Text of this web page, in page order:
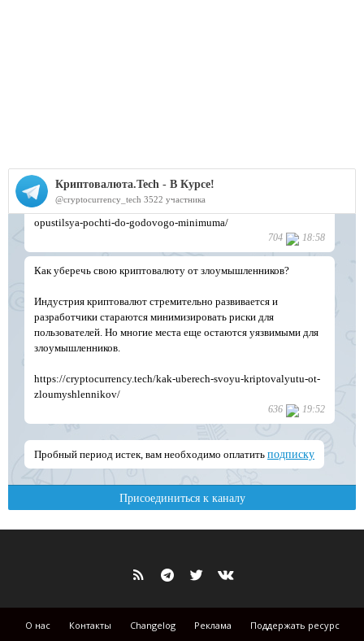
О нас Контакты Changelog Реклама Поддержать ресурс